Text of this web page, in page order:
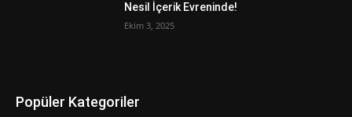
Nesil İçerik Evreninde!
Ekim 3, 2025
Popüler Kategoriler